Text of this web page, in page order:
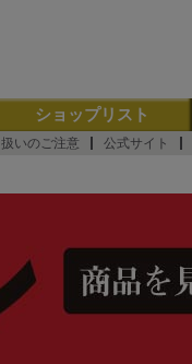
ショップリスト
公式サイト
いのご注意